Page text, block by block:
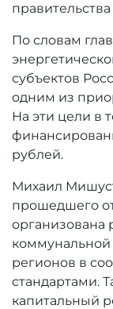
По словам
субъектов
одним из
На эти цели в
рублей.
Михаил
прошедшего
организована
регионов в
стандартами.
капитальный